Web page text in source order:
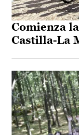
Comienza
Castilla-La